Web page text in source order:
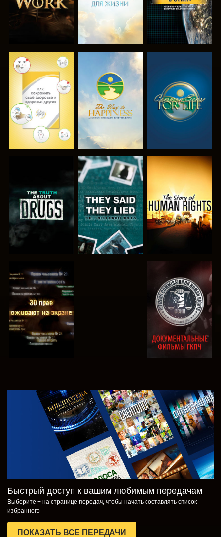
СМОТРЕТЬ СМОТРЕТЬ СМОТРЕТЬ
СМОТРЕТЬ СМОТРЕТЬ
СМОТРЕТЬ СМОТРЕТЬ
СМОТРЕТЬ
СМОТРЕТЬ
ПЕРЕДАЧИ
Быстрый доступ к вашим любимым передачам
Выберите + на странице передач, чтобы начать составлять список
избранного
ПОКАЗАТЬ ВСЕ ПЕРЕДАЧИ